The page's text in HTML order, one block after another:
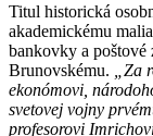
Titul historická
akademickému
bankovky a
Brunovskému.
„Za
ekonómovi,
svetovej vojny
profesorovi